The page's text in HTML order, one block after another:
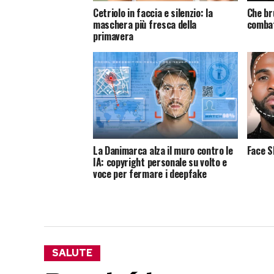
Cetriolo in faccia e silenzio: la
maschera più fresca della
primavera
Che
La Danimarca alza il muro contro le
IA: copyright personale su volto e
voce per fermare i deepfake
Face
SALUTE